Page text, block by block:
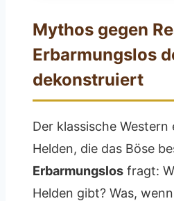
Mythos gegen
Erbarmungslos
dekonstruiert
Der klassische
Helden, die das Böse
Erbarmungslos fragt:
Helden gibt? Was,